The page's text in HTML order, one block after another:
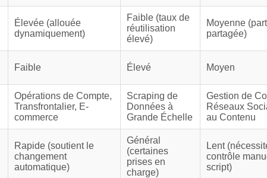
Élevée (allouée
dynamiquement)
Faible (taux de
réutilisation
élevé)
Moyenne
partagée)
Faible Élevé Moyen
Opérations de Compte,
Transfrontalier, E-
commerce
Scraping de
Données à
Grande Échelle
Gestion de
Réseaux
au Contenu
Rapide (soutient le
changement
automatique)
Général
(certaines
prises en
charge)
Lent
contrôle
script)